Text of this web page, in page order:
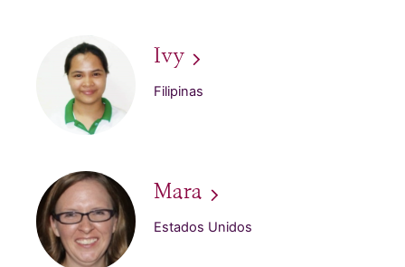
Ivy
Filipinas
Mara
Estados Unidos